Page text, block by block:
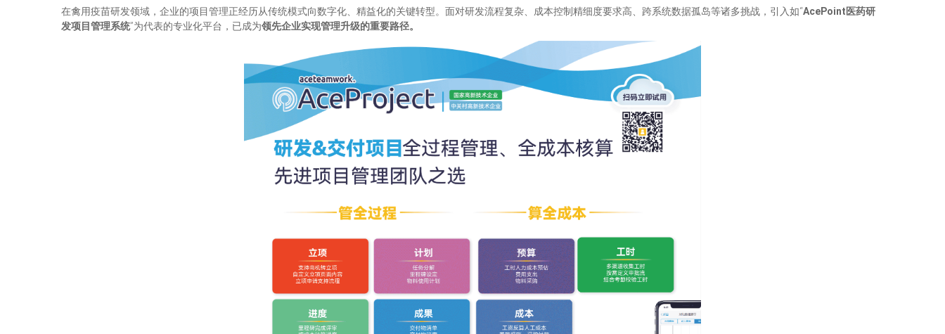
在禽用疫苗研发领域，企业的项目管理正经历从传统模式向数字化、精益化的关键转型。面对研发流程复杂、成本控制精细度要求高、跨系统数据孤岛等诸多挑战，引入如“AcePoint医药研
发项目管理系统”为代表的专业化平台，已成为领先企业实现管理升级的重要路径。